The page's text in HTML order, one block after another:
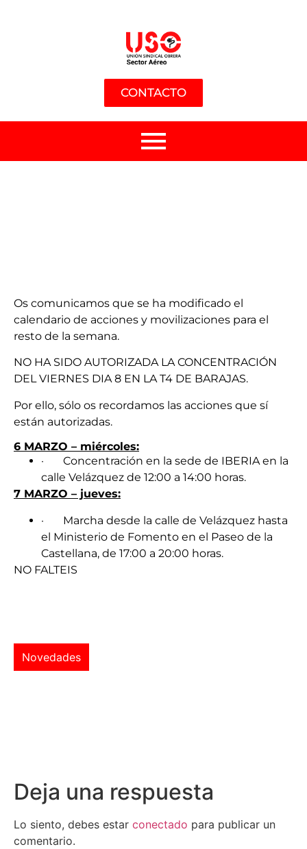
CONTACTO
Os comunicamos que se ha modificado el
calendario de acciones y movilizaciones para el
resto de la semana.
NO HA SIDO AUTORIZADA LA CONCENTRACIÓN
DEL VIERNES DIA 8 EN LA T4 DE BARAJAS.
Por ello, sólo os recordamos las acciones que sí
están autorizadas.
6 MARZO – miércoles:
· Concentración en la sede de IBERIA en la
calle Velázquez de 12:00 a 14:00 horas.
7 MARZO – jueves:
· Marcha desde la calle de Velázquez hasta
el Ministerio de Fomento en el Paseo de la
Castellana, de 17:00 a 20:00 horas.
NO FALTEIS
Novedades
Deja una respuesta
Lo siento, debes estar conectado para publicar un
comentario.